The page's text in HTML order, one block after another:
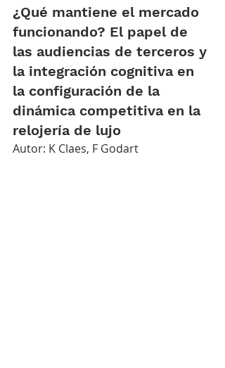
¿Qué mantiene el mercado
funcionando? El papel de
las audiencias de terceros y
la integración cognitiva en
la configuración de la
dinámica competitiva en la
relojería de lujo
Autor: K Claes, F Godart